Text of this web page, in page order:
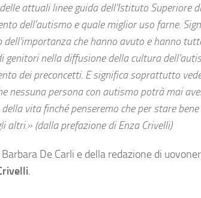
attuali linee guida dell’Istituto Superiore
dell’autismo e quale miglior uso farne.
dell’importanza che hanno avuto e hanno
genitori nella diffusione della cultura
dei preconcetti. E significa soprattutto
nessuna persona con autismo potrà mai
vita finché penseremo che per stare bene
altri.» (dalla prefazione di Enza Crivelli)
De Carli e della redazione di
.